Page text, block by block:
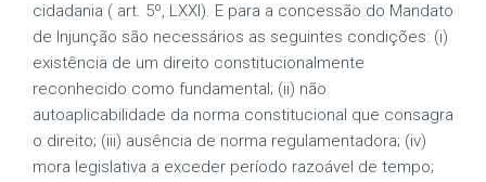
cidadania ( art. 5º, LXXI). E para a concessão do Mandato
de Injunção são necessários as seguintes condições: (i)
existência de um direito constitucionalmente
reconhecido como fundamental; (ii) não
autoaplicabilidade da norma constitucional que consagra
o direito; (iii) ausência de norma regulamentadora; (iv)
mora legislativa a exceder período razoável de tempo;